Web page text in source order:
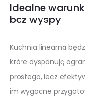
Idealne
bez wyspy
Kuchnia linearna
które dysponują
prostego, lecz
im wygodne